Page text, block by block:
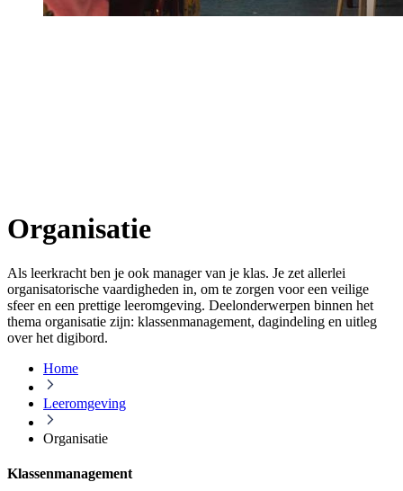
Organisatie
Als leerkracht ben je ook manager van je klas. Je zet allerlei
organisatorische vaardigheden in, om te zorgen voor een veilige
sfeer en een prettige leeromgeving. Deelonderwerpen binnen het
thema organisatie zijn: klassenmanagement, dagindeling en uitleg
over het digibord.
Home
Leeromgeving
Organisatie
Klassenmanagement